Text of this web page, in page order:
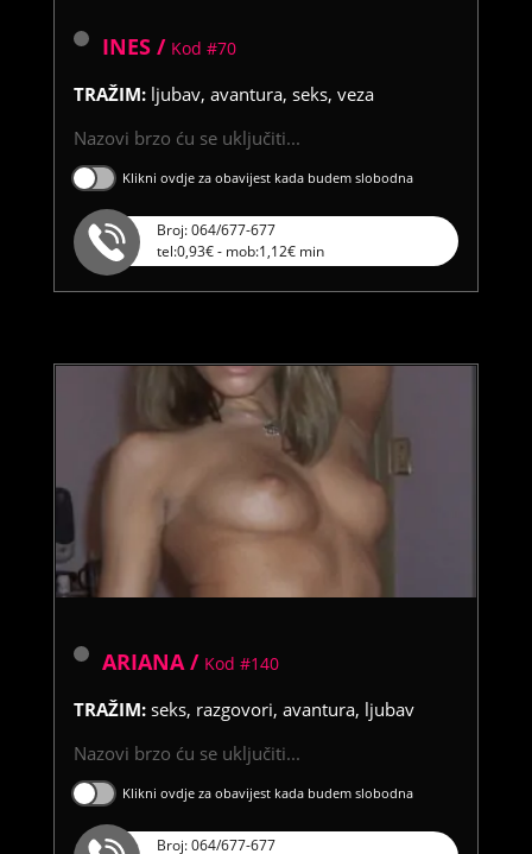
INES / Kod #70
TRAŽIM: ljubav, avantura, seks, veza
Nazovi brzo ću se uključiti...
Klikni ovdje za obavijest kada budem slobodna
Broj: 064/677-677
tel:0,93€ - mob:1,12€ min
ARIANA / Kod #140
TRAŽIM: seks, razgovori, avantura, ljubav
Nazovi brzo ću se uključiti...
Klikni ovdje za obavijest kada budem slobodna
Broj: 064/677-677